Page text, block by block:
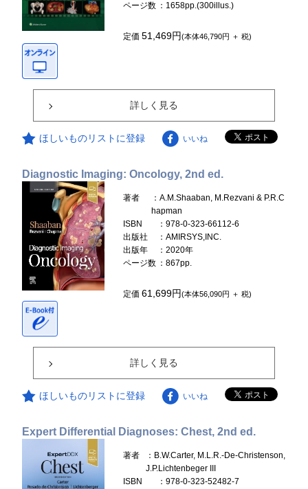
ページ数 ：1658pp.(300illus.)
定価51,469円(本体46,790円 ＋ 税)
詳しく見る
ほしいものリストに登録 いいね
Diagnostic Imaging: Oncology, 2nd ed.
著者
：A.M.Shaaban, M.Rezvani & P.R.C
hapman
ISBN
：978-0-323-66112-6
出版社
：AMIRSYS,INC.
出版年
：2020年
ページ数 ：867pp.
定価61,699円(本体56,090円 ＋ 税)
詳しく見る
ほしいものリストに登録 いいね
Expert Differential Diagnoses: Chest, 2nd ed.
著者
：B.W.Carter, M.L.R.-De-Christenson,
J.P.Lichtenbeger III
ISBN
：978-0-323-52482-7